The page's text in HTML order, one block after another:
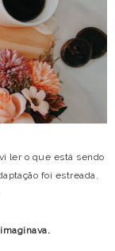
ler o que está sendo
foi estreada.